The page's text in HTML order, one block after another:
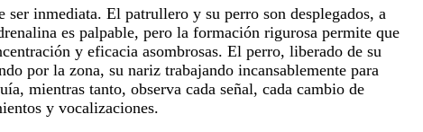
ser inmediata. El patrullero y su perro son desplegados, a
es palpable, pero la formación rigurosa permite que
y eficacia asombrosas. El perro, liberado de su
por la zona, su nariz trabajando incansablemente para
mientras tanto, observa cada señal, cada cambio de
y vocalizaciones.